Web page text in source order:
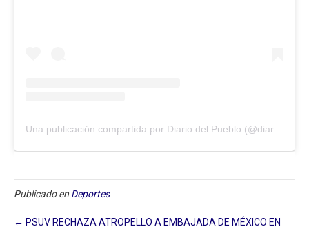
Publicado en Deportes
← PSUV RECHAZA ATROPELLO A EMBAJADA DE MÉXICO EN